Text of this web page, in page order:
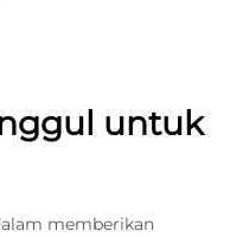
untuk
memberikan